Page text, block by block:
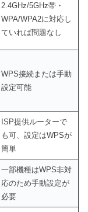
2.4GHz/5GHz帯・
WPA/WPA2に対応し
ていれば問題なし
WPS接続または手動
設定可能
ISP提供ルーターで
も可、設定はWPSが
簡単
一部機種はWPS非対
応のため手動設定が
必要